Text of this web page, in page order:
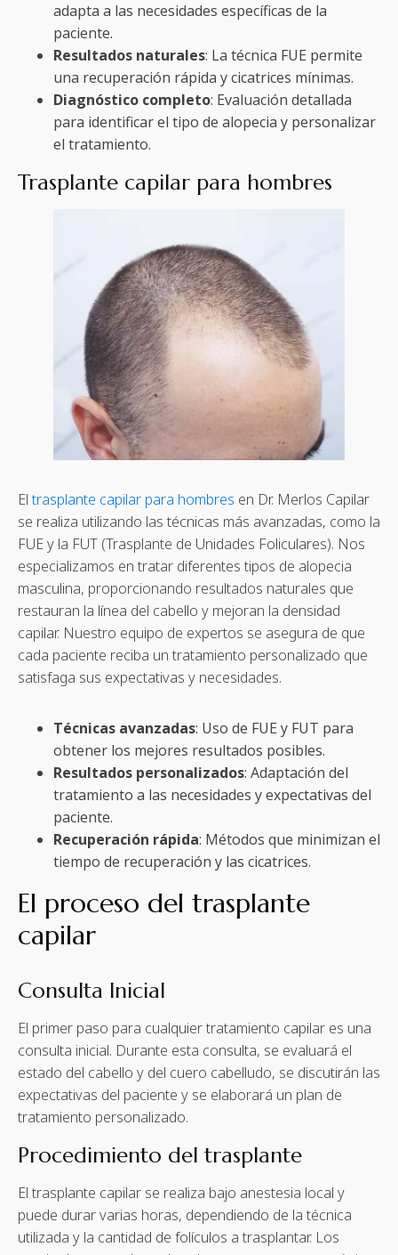
adapta a las necesidades específicas de la
paciente.
Resultados naturales: La técnica FUE permite
una recuperación rápida y cicatrices mínimas.
Diagnóstico completo: Evaluación detallada
para identificar el tipo de alopecia y personalizar
el tratamiento.
Trasplante capilar para hombres
Eltrasplante capilar para hombres en Dr. Merlos Capilar
se realiza utilizando las técnicas más avanzadas, como la
FUE y la FUT (Trasplante de Unidades Foliculares). Nos
especializamos en tratar diferentes tipos de alopecia
masculina, proporcionando resultados naturales que
restauran la línea del cabello y mejoran la densidad
capilar. Nuestro equipo de expertos se asegura de que
cada paciente reciba un tratamiento personalizado que
satisfaga sus expectativas y necesidades.
Técnicas avanzadas: Uso de FUE y FUT para
obtener los mejores resultados posibles.
Resultados personalizados: Adaptación del
tratamiento a las necesidades y expectativas del
paciente.
Recuperación rápida: Métodos que minimizan el
tiempo de recuperación y las cicatrices.
El proceso del trasplante
capilar
Consulta Inicial
El primer paso para cualquier tratamiento capilar es una
consulta inicial. Durante esta consulta, se evaluará el
estado del cabello y del cuero cabelludo, se discutirán las
expectativas del paciente y se elaborará un plan de
tratamiento personalizado.
Procedimiento del trasplante
El trasplante capilar se realiza bajo anestesia local y
puede durar varias horas, dependiendo de la técnica
utilizada y la cantidad de folículos a trasplantar. Los